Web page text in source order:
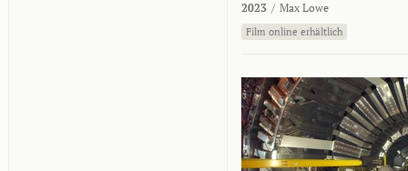
2023 / Max Lowe
Film online erhältlich